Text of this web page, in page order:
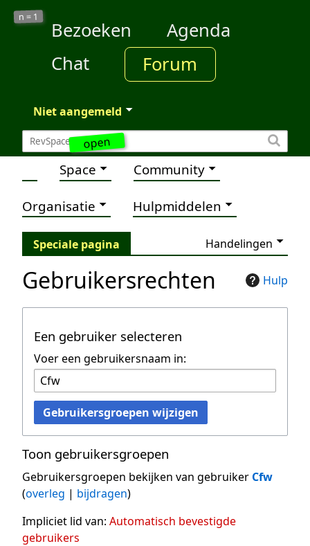
open
n = 1
Bezoeken
Agenda
Chat
Forum
Niet aangemeld
Space Community
Organisatie Hulpmiddelen
Speciale pagina Handelingen
Hulp
Gebruikersrechten
Een gebruiker selecteren
Voer een gebruikersnaam in:
Gebruikersgroepen wijzigen
Toon gebruikersgroepen
Gebruikersgroepen bekijken van gebruiker Cfw
(overleg | bijdragen)
Impliciet lid van: Automatisch bevestigde
gebruikers